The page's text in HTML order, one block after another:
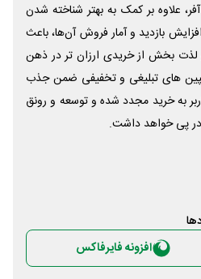
علاوه بر کمک به بهتر شناخته شدن
بازدید و آمار فروش آن‌ها، باعث
لذت بخش از خریدی ارزان تر در ذهن
های تبلیغی و تخفیفی ضمن جذب
به خرید مجدد شده و توسعه و رونق
در پی خواهد داشت.
افزونه فایرفاکس